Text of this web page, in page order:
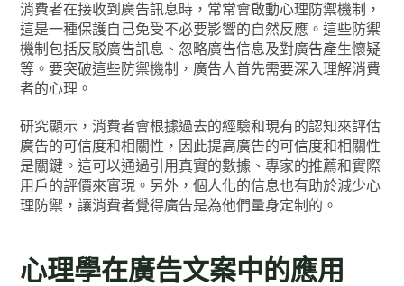
消費者在接收到廣告訊息時，常常會啟動心理防禦機制，
這是一種保護自己免受不必要影響的自然反應。這些防禦
機制包括反駁廣告訊息、忽略廣告信息及對廣告產生懷疑
等。要突破這些防禦機制，廣告人首先需要深入理解消費
者的心理。
研究顯示，消費者會根據過去的經驗和現有的認知來評估
廣告的可信度和相關性，因此提高廣告的可信度和相關性
是關鍵。這可以通過引用真實的數據、專家的推薦和實際
用戶的評價來實現。另外，個人化的信息也有助於減少心
理防禦，讓消費者覺得廣告是為他們量身定制的。
心理學在廣告文案中的應用